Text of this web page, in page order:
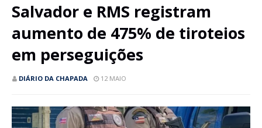
Salvador e RMS registram
aumento de 475% de tiroteios
em perseguições
DIÁRIO DA CHAPADA 12 MAIO